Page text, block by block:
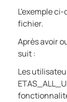
L'exemple
fichier.
Après avoir
suit :
Les